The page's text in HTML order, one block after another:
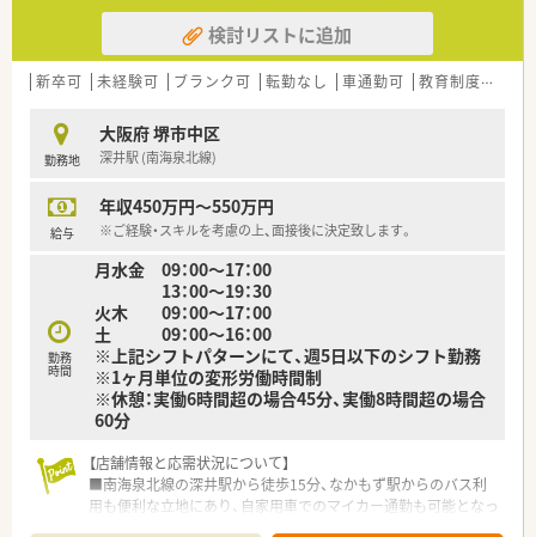
＼ こんな方におすすめ！ ／
★経験をしっかり時給に反映してほしい！とお考えの方
★コミュニケーション能力に自信がある方
★在宅に興味・関心がある方
検討リストに追加
新卒可 未経験可 ブランク可 転勤なし 車通勤可 教育制度あり
勤務地
大阪府 堺市中区
深井駅 (南海泉北線)
給与
年収450万円～550万円
※ご経験・スキルを考慮の上、面接後に決定致します。
勤務
時間
月水金 09：00～17：00
13：00～19：30
火木 09：00～17：00
土 09：00～16：00
※上記シフトパターンにて、週5日以下のシフト勤務
※1ヶ月単位の変形労働時間制
※休憩：実働6時間超の場合45分、実働8時間超の場合
60分
【店舗情報と応需状況について】
■南海泉北線の深井駅から徒歩15分、なかもず駅からのバス利
用も便利な立地にあり、自家用車でのマイカー通勤も可能となっ